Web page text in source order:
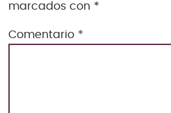
marcados con *
Comentario *